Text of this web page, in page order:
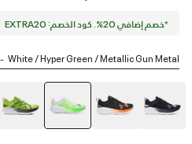
*خصم إضافي 20%. كود الخصم: EXTRA20
White / Hyper Green / Metallic Gun Metal